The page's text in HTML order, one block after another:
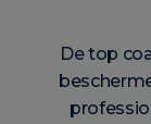
De top